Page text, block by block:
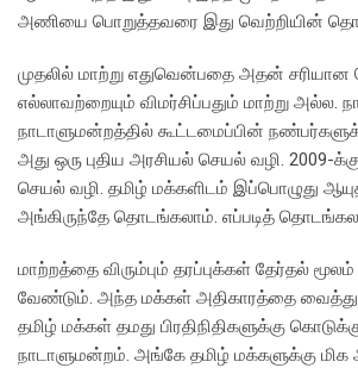
அணியை பொறுத்தவரை இது வெற்றியின்
முதலில் மாற்று எதுவென்பதை அதன் சரியான
எல்லாவற்றையும் விமர்சிப்பதும் மாற்று அல்ல.
நாடாளுமன்றத்தில் கூட்டமைப்பின்
அது ஒரு புதிய அரசியல் செயல் வழி.
செயல் வழி. தமிழ் மக்களிடம் இப்பொழுது
அங்கிருந்தே தொடங்கலாம். எப்படித்
மாற்றத்தை விரும்பும் தரப்புக்கள்
வேண்டும். அந்த மக்கள் அதிகாரத்தை
தமிழ் மக்கள் தமது பிரதிநிதிகளுக்கு
நாடாளுமன்றம். அங்கே தமிழ் மக்களுக்கு மிக